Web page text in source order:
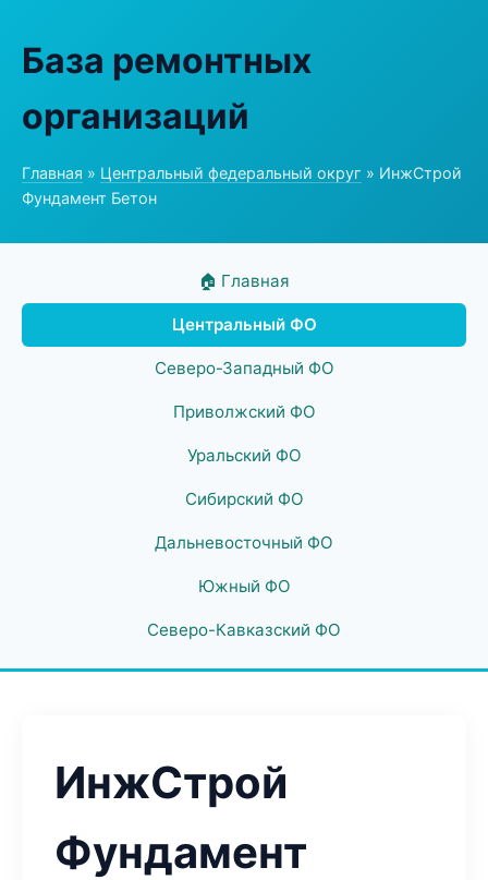
База ремонтных
организаций
Главная » Центральный федеральный округ » ИнжСтрой
Фундамент Бетон
🏠 Главная
Центральный ФО
Северо-Западный ФО
Приволжский ФО
Уральский ФО
Сибирский ФО
Дальневосточный ФО
Южный ФО
Северо-Кавказский ФО
ИнжСтрой
Фундамент